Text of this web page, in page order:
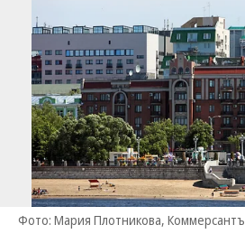
Фото: Мария Плотникова, Коммерсантъ